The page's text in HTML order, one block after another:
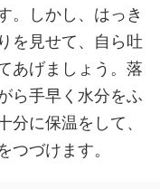
。しかし、はっき
を見せて、自ら吐
あげましょう。落
ら手早く水分をふ
分に保温をして、
つづけます。